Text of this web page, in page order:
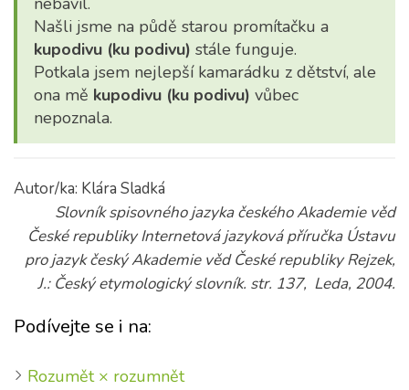
Našli jsme na půdě starou promítačku a
kupodivu (ku podivu) stále funguje.
Potkala jsem nejlepší kamarádku z dětství, ale
ona mě kupodivu (ku podivu) vůbec
nepoznala.
Autor/ka: Klára Sladká
Slovník spisovného jazyka českého Akademie věd
České republiky Internetová jazyková příručka Ústavu
pro jazyk český Akademie věd České republiky Rejzek,
J.: Český etymologický slovník. str. 137, Leda, 2004.
Podívejte se i na:
Rozumět × rozumnět